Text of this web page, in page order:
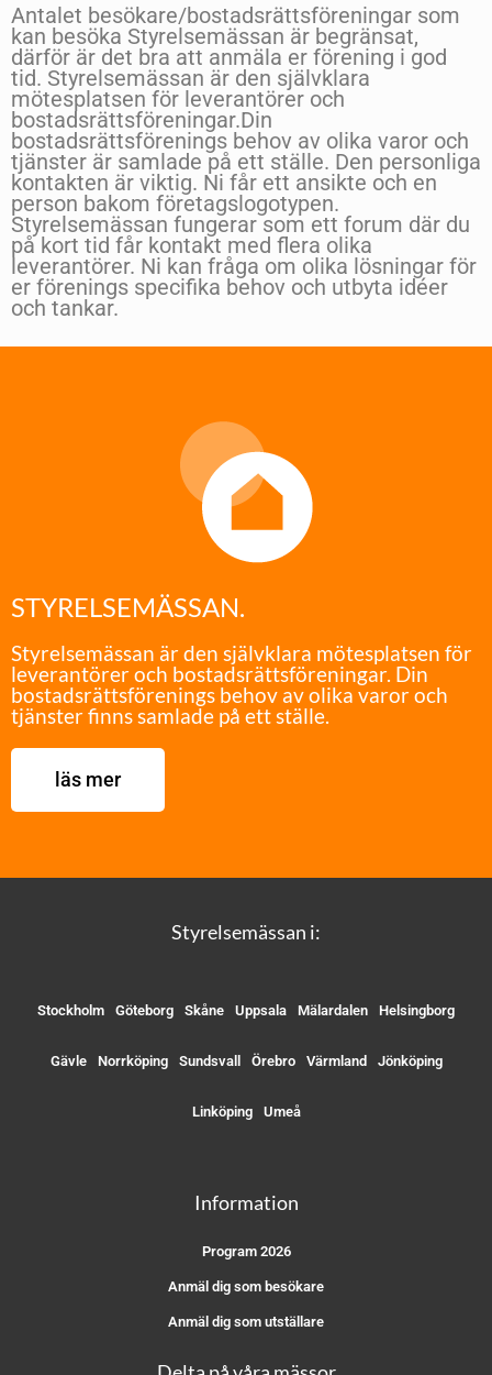
Antalet besökare/bostadsrättsföreningar som
kan besöka Styrelsemässan är begränsat,
därför är det bra att anmäla er förening i god
tid. Styrelsemässan är den självklara
mötesplatsen för leverantörer och
bostadsrättsföreningar.Din
bostadsrättsförenings behov av olika varor och
tjänster är samlade på ett ställe. Den personliga
kontakten är viktig. Ni får ett ansikte och en
person bakom företagslogotypen.
Styrelsemässan fungerar som ett forum där du
på kort tid får kontakt med flera olika
leverantörer. Ni kan fråga om olika lösningar för
er förenings specifika behov och utbyta idéer
och tankar.
STYRELSEMÄSSAN.
Styrelsemässan är den självklara mötesplatsen för
leverantörer och bostadsrättsföreningar. Din
bostadsrättsförenings behov av olika varor och
tjänster finns samlade på ett ställe.
läs mer
Styrelsemässan i:
Stockholm Göteborg Skåne Uppsala Mälardalen Helsingborg
Gävle Norrköping Sundsvall Örebro Värmland Jönköping
Linköping Umeå
Information
Program 2026
Anmäl dig som besökare
Anmäl dig som utställare